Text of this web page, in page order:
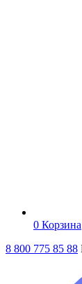
0 Корзина
8 800 775 85 88